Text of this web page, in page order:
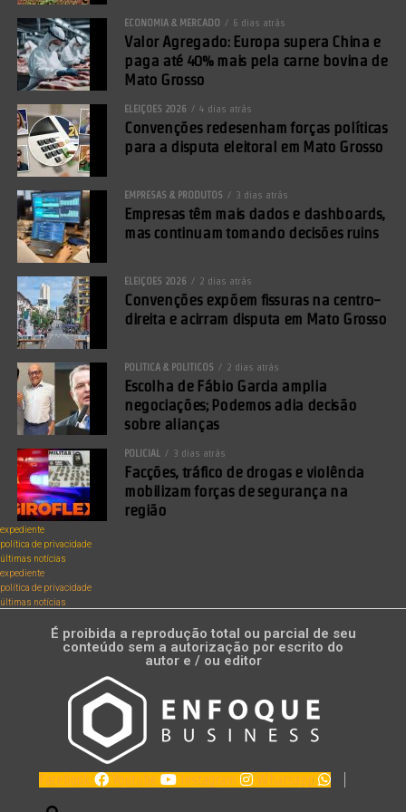
ECONOMIA & MERCADO 6 dias atrás
Valor Agregado: Europa supera China e
paga até 40% mais pela carne bovina de
Mato Grosso
ELEIÇÕES 2026 4 dias atrás
Convenções redesenham forças políticas
para a disputa eleitoral em Mato Grosso
EMPRESAS & PRODUTOS 3 dias atrás
Empresas têm mais dados e dashboards,
mas continuam tomando decisões ruins
ELEIÇÕES 2026 2 dias atrás
Convenções expõem fissuras na centro-
direita e acirram disputa em Mato Grosso
POLÍTICA & POLÍTICOS 2 dias atrás
Escolha de Fábio Garcia amplia
negociações; Podemos adia decisão
sobre alianças
POLICIAL 3 dias atrás
Facções, tráfico de drogas e violência
mobilizam forças de segurança na
região
expediente
política de privacidade
últimas notícias
expediente
política de privacidade
últimas notícias
É proibida a reprodução total ou parcial de seu
conteúdo sem a autorização por escrito do
autor e / ou editor
Facebook Youtube Instagram Whatsapp